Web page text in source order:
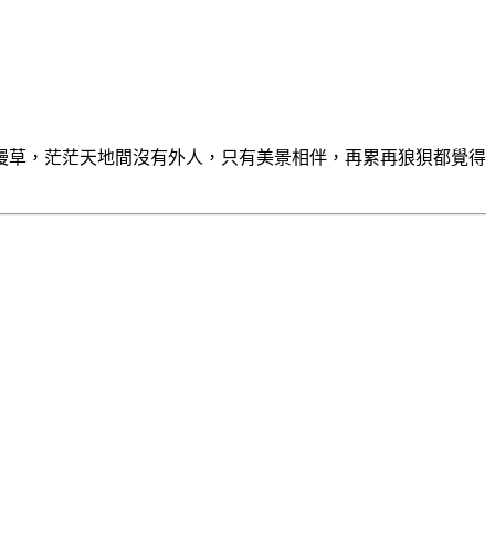
草，茫茫天地間沒有外人，只有美景相伴，再累再狼狽都覺得